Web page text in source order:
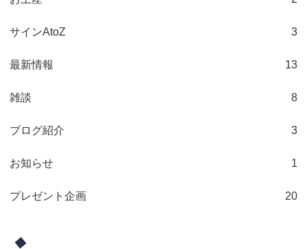
サインAtoZ 3
最新情報 13
雑談 8
ブログ紹介 3
お知らせ 1
プレゼント企画 20